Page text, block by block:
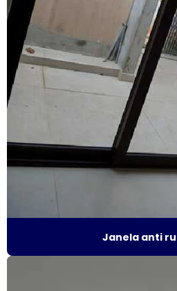
Esquadrias de alto padrão
Esquadrias alumínio acústicas
Esquadrias de alumínio alto
Esquadrias de alumínio fábrica
Esquadrias de alumínio
Esquadrias de alumínio janelas e
Esquadrias de alumínio janelas
Esquadrias de alumínio maxim ar
Janela anti